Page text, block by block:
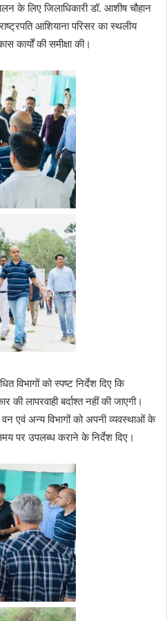
के लिए जिलाधिकारी डॉ. आशीष चौहान
आशियाना परिसर का स्थलीय
कार्यों की समीक्षा की।
विभागों को स्पष्ट निर्देश दिए कि
की लापरवाही बर्दाश्त नहीं की जाएगी।
एवं अन्य विभागों को अपनी व्यवस्थाओं के
पर उपलब्ध कराने के निर्देश दिए।